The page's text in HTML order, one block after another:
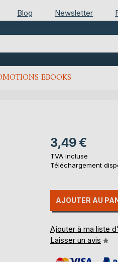
Blog Newsletter
EBOOKS
3,49 €
TVA incluse
Téléchargement
AJOUTER AU
Ajouter à ma liste
Laisser un avis